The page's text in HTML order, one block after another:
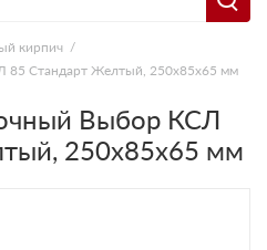
кирпич
Стандарт Желтый, 250х85х65 мм
Выбор КСЛ
250х85х65 мм